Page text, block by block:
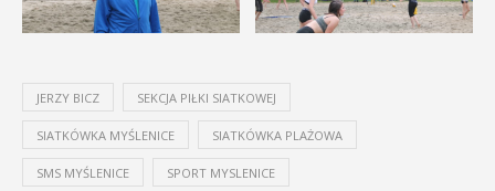
JERZY BICZ SEKCJA PIŁKI SIATKOWEJ
SIATKÓWKA MYŚLENICE SIATKÓWKA PLAŻOWA
SMS MYŚLENICE SPORT MYSLENICE